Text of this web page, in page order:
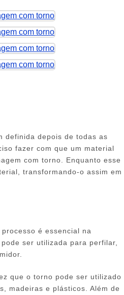
definida depois de todas as
fazer com que um material
com torno . Enquanto esse
transformando-o assim em
processo é essencial na
ser utilizada para perfilar,
que o torno pode ser utilizado
madeiras e plásticos. Além de